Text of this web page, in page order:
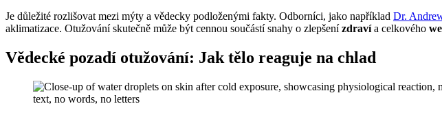
Je důležité rozlišovat mezi mýty a vědecky podloženými fakty. Odborníci, jako například Dr.
aklimatizace. Otužování skutečně může být cennou součástí snahy o zlepšenízdravía celkového
Vědecké pozadí otužování: Jak tělo reaguje na chlad